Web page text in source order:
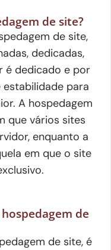
de site?
de site,
dedicadas,
é dedicado e por
estabilidade para
A hospedagem
que vários sites
enquanto a
em que o site
de
de site, é